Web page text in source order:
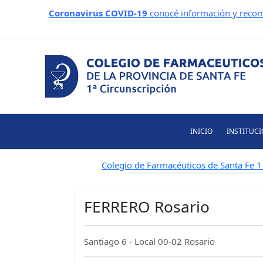
Coronavirus COVID-19 conocé información y
INICIO
Colegio de Farmacéuticos de Santa Fe
FERRERO Rosario
Santiago 6 - Local 00-02 Rosario